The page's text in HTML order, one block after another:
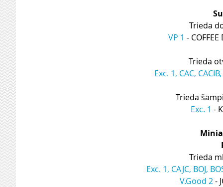
Trieda
VP 1 -
Trieda
Exc. 1, CAC,
Trieda
Exc. 1 -
Trieda
Exc. 1, CAJC, BOJ,
V.Good 2 -